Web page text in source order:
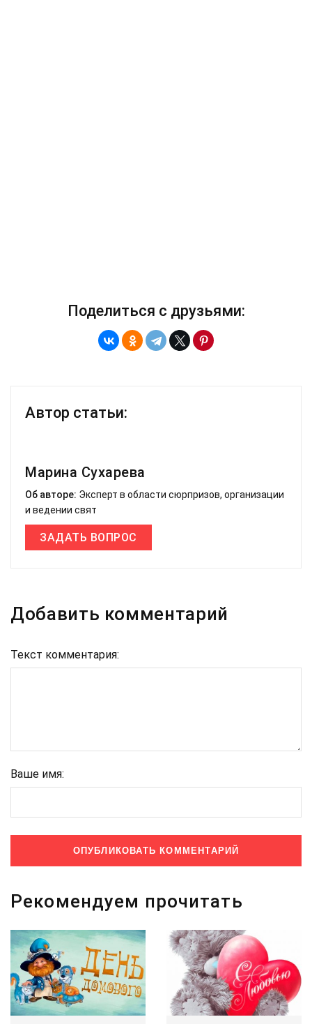
Поделиться с друзьями:
Автор статьи:
Марина Сухарева
Об авторе: Эксперт в области сюрпризов, организации
и ведении свят
ЗАДАТЬ ВОПРОС
Добавить комментарий
Текст комментария:
Ваше имя:
Рекомендуем прочитать